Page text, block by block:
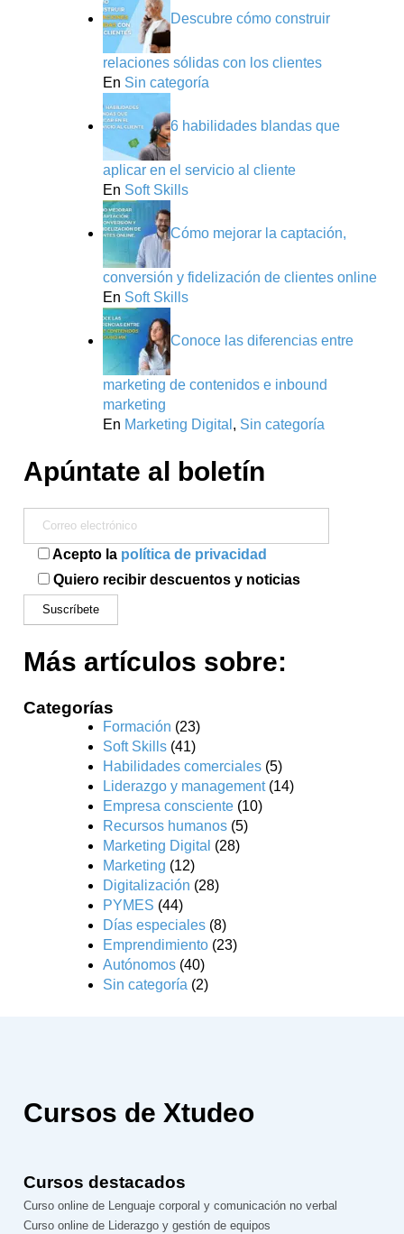
Descubre cómo construir
relaciones sólidas con los clientes
En Sin categoría
6 habilidades blandas que
aplicar en el servicio al cliente
En Soft Skills
Cómo mejorar la captación,
conversión y fidelización de clientes online
En Soft Skills
Conoce las diferencias entre
marketing de contenidos e inbound
marketing
En Marketing Digital , Sin categoría
Apúntate al boletín
Acepto la política de privacidad
Quiero recibir descuentos y noticias
Más artículos sobre:
Categorías
Formación (23)
Soft Skills (41)
Habilidades comerciales (5)
Liderazgo y management(14)
Empresa consciente (10)
Recursos humanos (5)
Marketing Digital (28)
Marketing (12)
Digitalización (28)
PYMES (44)
Días especiales (8)
Emprendimiento (23)
Autónomos (40)
Sin categoría (2)
Cursos de Xtudeo
Cursos destacados
Curso online de Lenguaje corporal y comunicación no verbal
Curso online de Liderazgo y gestión de equipos